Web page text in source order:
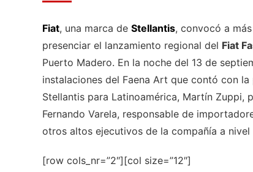
Fiat, una marca de Stellantis, convocó a
presenciar el lanzamiento regional del Fiat
Puerto Madero. En la noche del 13 de
instalaciones del Faena Art que contó con
Stellantis para Latinoamérica, Martín Zuppi,
Fernando Varela, responsable de
otros altos ejecutivos de la compañía a nivel
[row cols_nr=”2″][col size=”12″]